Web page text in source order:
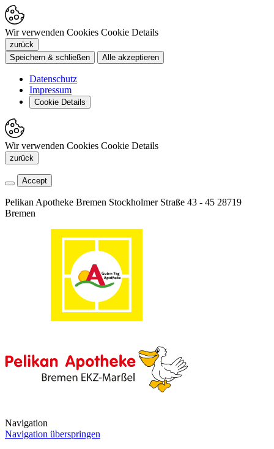
Wir verwenden Cookies Cookie Details
zurück
Speichern & schließen
Alle akzeptieren
Datenschutz
Impressum
Cookie Details
Wir verwenden Cookies Cookie Details
zurück
Accept
Pelikan Apotheke Bremen Stockholmer Straße 43 - 45 28719
Bremen
Navigation
Navigation überspringen